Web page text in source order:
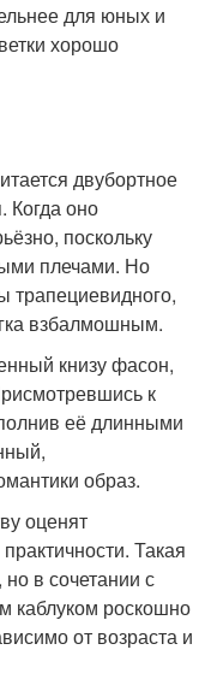
для юных и
хорошо
двубортное
Когда оно
поскольку
плечами. Но
трапециевидного,
взбалмошным.
книзу фасон,
к
её длинными
образ.
оценят
Такая
в сочетании с
каблуком роскошно
от возраста и